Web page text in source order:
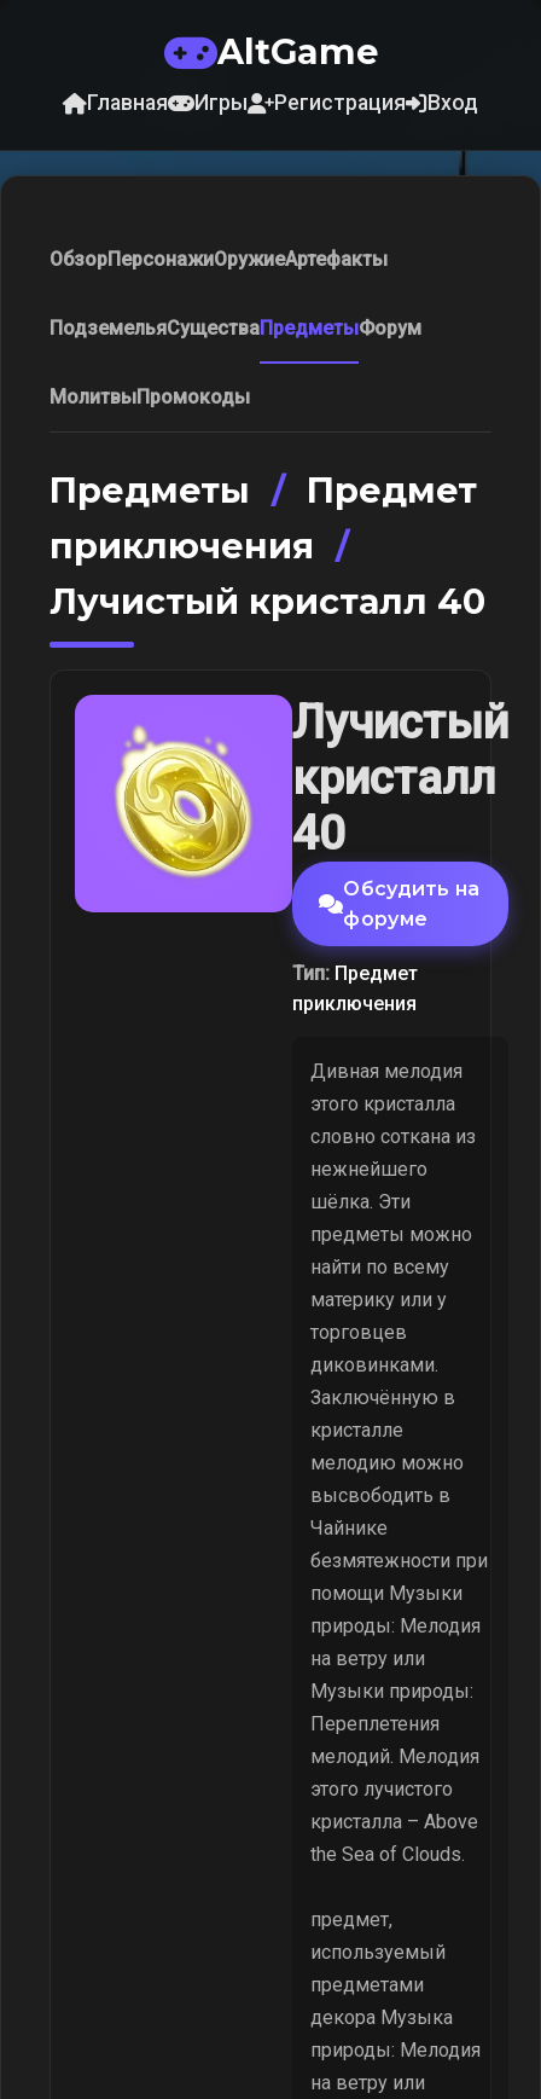
AltGame
Главная Игры Регистрация Вход
ОбзорПерсонажиОружиеАртефакты
ПодземельяСуществаПредметыФорум
МолитвыПромокоды
Предметы / Предмет
приключения /
Лучистый кристалл 40
Лучистый
кристалл
40
Обсудить на
форуме
Тип: Предмет
приключения
Дивная мелодия
этого кристалла
словно соткана из
нежнейшего
шёлка. Эти
предметы можно
найти по всему
материку или у
торговцев
диковинками.
Заключённую в
кристалле
мелодию можно
высвободить в
Чайнике
безмятежности при
помощи Музыки
природы: Мелодия
на ветру или
Музыки природы:
Переплетения
мелодий. Мелодия
этого лучистого
кристалла – Above
the Sea of Clouds.
предмет,
используемый
предметами
декора Музыка
природы: Мелодия
на ветру или